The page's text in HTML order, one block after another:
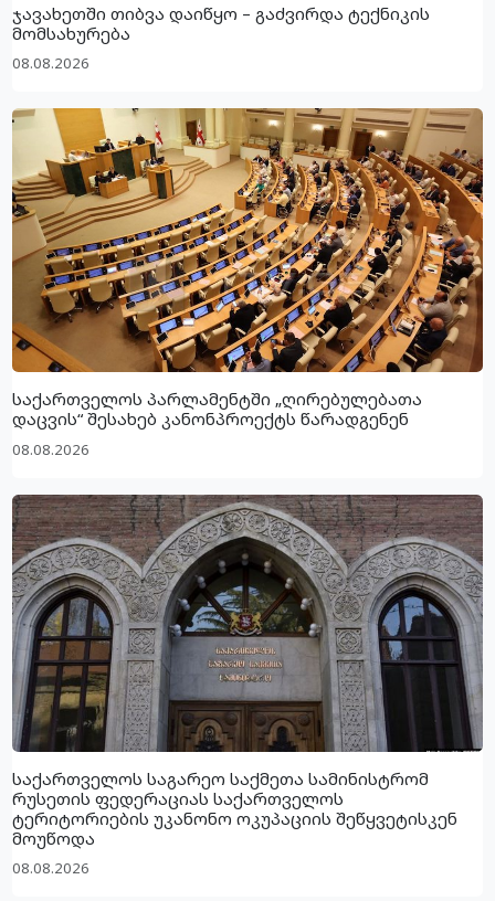
ჯავახეთში თიბვა დაიწყო – გაძვირდა ტექნიკის
მომსახურება
08.08.2026
საქართველოს პარლამენტში „ღირებულებათა
დაცვის“ შესახებ კანონპროექტს წარადგენენ
08.08.2026
საქართველოს საგარეო საქმეთა სამინისტრომ
რუსეთის ფედერაციას საქართველოს
ტერიტორიების უკანონო ოკუპაციის შეწყვეტისკენ
მოუწოდა
08.08.2026